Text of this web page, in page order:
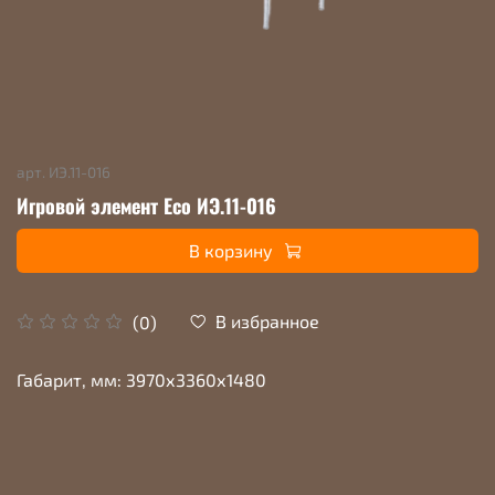
арт. ИЭ.11-016
Игровой элемент Eco ИЭ.11-016
(0) В избранное
В корзину
Габарит, мм: 3970х3360х1480